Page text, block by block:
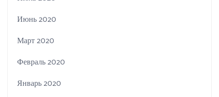
Июнь 2020
Март 2020
Февраль 2020
Январь 2020